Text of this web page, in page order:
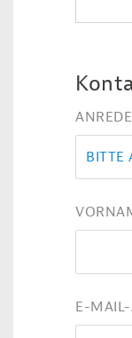
ANREDE
BITTE
E-MAIL-